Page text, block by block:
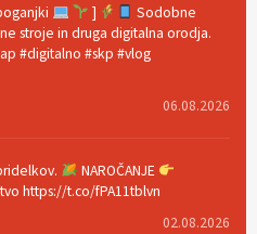
]
Sodobne
stroje in druga digitalna orodja.
#digitalno #skp #vlog
06.08.2026
NAROČANJE
https://t.co/fPA11tblvn
02.08.2026